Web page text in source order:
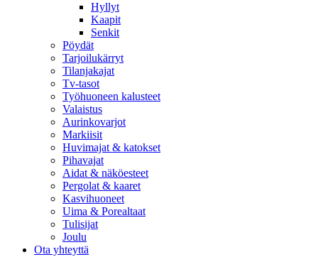
Hyllyt
Kaapit
Senkit
Pöydät
Tarjoilukärryt
Tilanjakajat
Tv-tasot
Työhuoneen kalusteet
Valaistus
Aurinkovarjot
Markiisit
Huvimajat & katokset
Pihavajat
Aidat & näköesteet
Pergolat & kaaret
Kasvihuoneet
Uima & Porealtaat
Tulisijat
Joulu
Ota yhteyttä